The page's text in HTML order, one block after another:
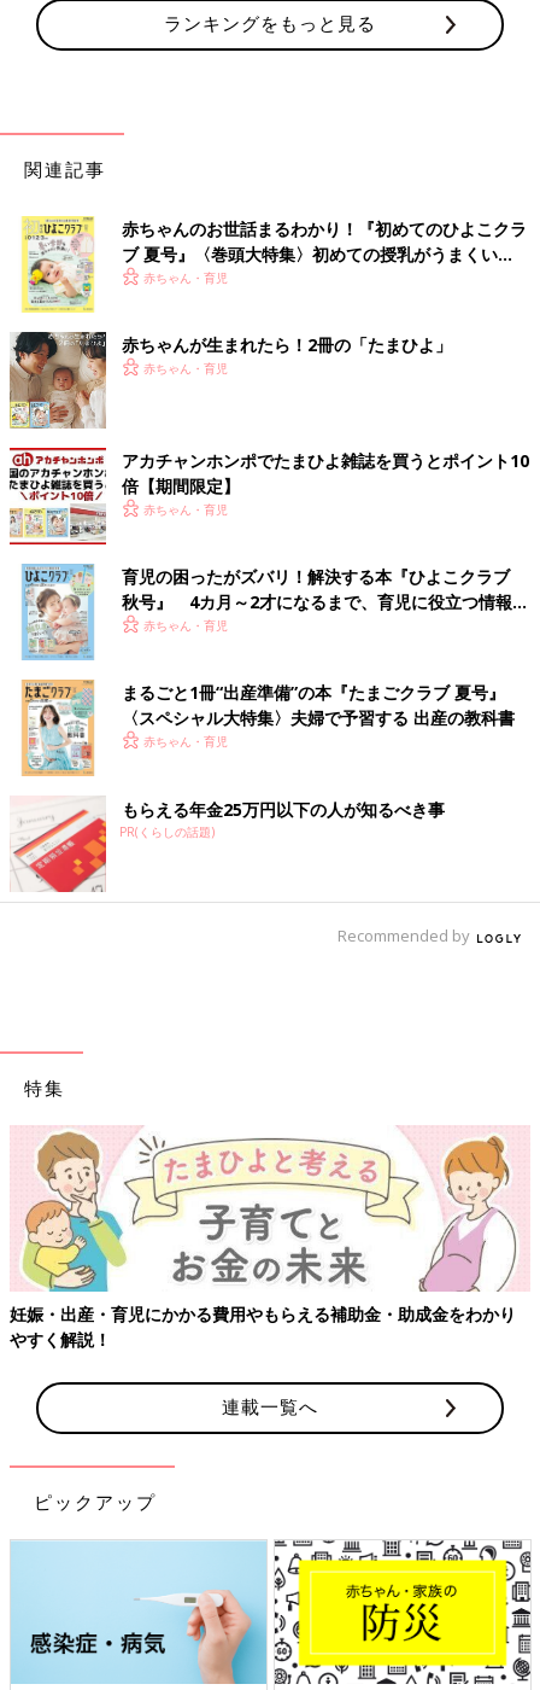
ランキングをもっと見る
関連記事
赤ちゃんのお世話まるわかり！『初めてのひよこクラ
ブ 夏号』〈巻頭大特集〉初めての授乳がうまくい
く！ おっぱい・ミルクの基本と夏のトラブル 解決テ
赤ちゃん・育児
赤ちゃんが生まれたら！2冊の「たまひよ」
赤ちゃん・育児
アカチャンホンポでたまひよ雑誌を買うとポイント10
倍【期間限定】
赤ちゃん・育児
育児の困ったがズバリ！解決する本『ひよこクラブ
秋号』 4カ月～2才になるまで、育児に役立つ情報が
いっぱい！
赤ちゃん・育児
まるごと1冊“出産準備”の本『たまごクラブ 夏号』
〈スペシャル大特集〉夫婦で予習する 出産の教科書
赤ちゃん・育児
もらえる年金25万円以下の人が知るべき事
PR(くらしの話題)
Recommended by
特集
らえる補助金・助成金をわかり
【ワクチン接種できるものも】
連載一覧へ
ピックアップ